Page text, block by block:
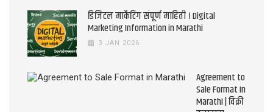
डिजिटल मार्केटिंग संपूर्ण माहिती । Digital
Marketing Information in Marathi
3 JAN 2026
Agreement to
Sale Format in
Marathi | विक्री